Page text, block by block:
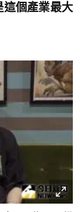
這個產業最大